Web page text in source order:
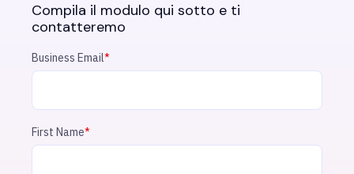
Compila il modulo qui sotto e ti
contatteremo
Business Email*
First Name*